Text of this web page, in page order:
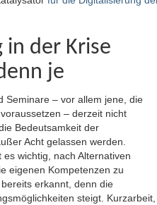
der Krise
je
Seminare – vor allem jene, die
– derzeit nicht
Bedeutsamkeit der
Acht gelassen werden.
wichtig, nach Alternativen
eigenen Kompetenzen zu
erkannt, denn die
steigt. Kurzarbeit,